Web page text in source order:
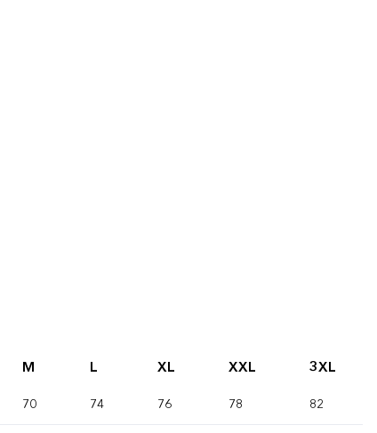
M L XL XXL 3XL
70 74 76 78 82